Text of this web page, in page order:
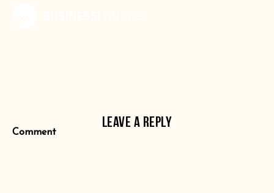
LEAVE A REPLY
Comment